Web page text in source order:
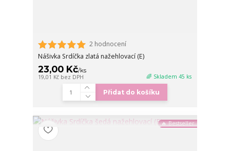
2 hodnocení
Nášivka Srdíčka zlatá nažehlovací (E)
23,00 Kč/ks
19,01 Kč bez DPH 🌈 Skladem 45 ks
Přidat do košíku
🔥 Bestseller